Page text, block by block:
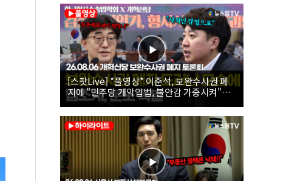
[스팟Live] *풀영상* 이준석, 보완수사권 폐
지에 "민주당 개악입법, 불안감 가중시켜"｜
26.08.06 개혁신당 보완수사권 폐지 토론회